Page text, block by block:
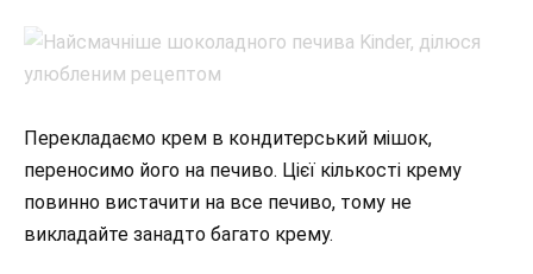
Перекладаємо крем в кондитерський мішок,
переносимо його на печиво. Цієї кількості крему
повинно вистачити на все печиво, тому не
викладайте занадто багато крему.